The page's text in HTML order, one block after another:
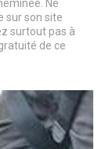
Ne
sur son site
surtout pas à
de ce